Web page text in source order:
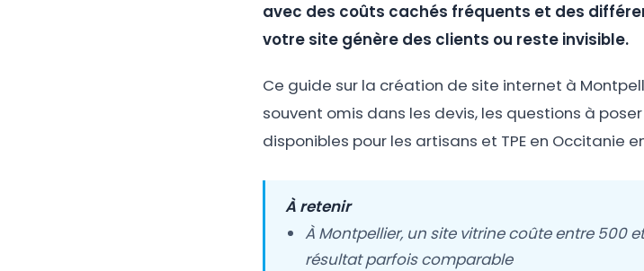
avec des coûts cachés fréquents et des
votre site génère des clients ou reste invisible.
Ce guide sur la création de site internet à
souvent omis dans les devis, les questions à
disponibles pour les artisans et TPE en Occitanie
À retenir
À Montpellier, un site vitrine coûte entre 500
résultat parfois comparable